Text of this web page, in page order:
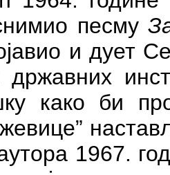
песму
и дует
државних
како би
1967.